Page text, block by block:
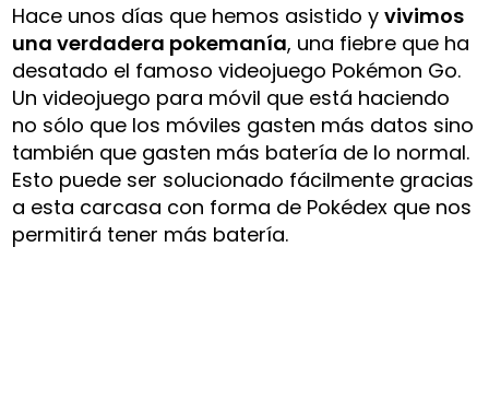
Hace unos días que hemos asistido yvivimos
una verdadera pokemanía, una fiebre que ha
desatado el famoso videojuego Pokémon Go.
Un videojuego para móvil que está haciendo
no sólo que los móviles gasten más datos sino
también que gasten más batería de lo normal.
Esto puede ser solucionado fácilmente gracias
a esta carcasa con forma de Pokédex que nos
permitirá tener más batería.